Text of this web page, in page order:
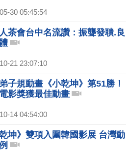
30 05:45:54
茶會台中名流讚：振聾發聵.良
21 23:07:10
子規動畫《小乾坤》第51勝！
影獎獲最佳動畫
14 04:54:00
乾坤》雙項入圍韓國影展 台灣動